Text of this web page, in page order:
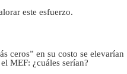
este esfuerzo.
ceros” en su costo se elevarían
MEF: ¿cuáles serían?